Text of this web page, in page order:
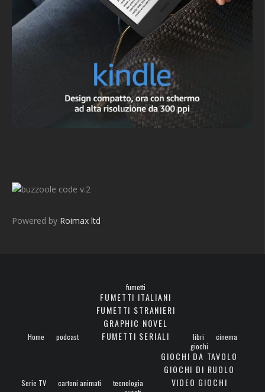
v.2
Powered by Roimax ltd
Home podcast
fumetti
FUMETTI ITALIANI
FUMETTI STRANIERI
GRAPHIC NOVEL
FUMETTI SERIALI
libri cinema
Serie TV cartoni animati tecnologia
giochi
GIOCHI DA TAVOLO
GIOCHI DI RUOLO
VIDEO GIOCHI